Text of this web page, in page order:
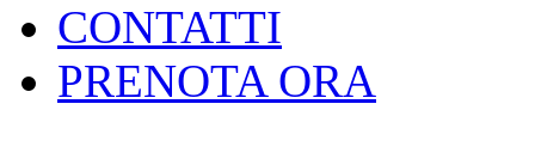
CONTATTI
PRENOTA ORA